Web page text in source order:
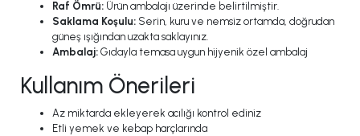
Raf Ömrü: Ürün ambalajı üzerinde belirtilmiştir.
Saklama Koşulu: Serin, kuru ve nemsiz ortamda, doğrudan
güneş ışığından uzakta saklayınız.
Ambalaj: Gıdayla temasa uygun hijyenik özel ambalaj
Kullanım Önerileri
Az miktarda ekleyerek acılığı kontrol ediniz
Etli yemek ve kebap harçlarında